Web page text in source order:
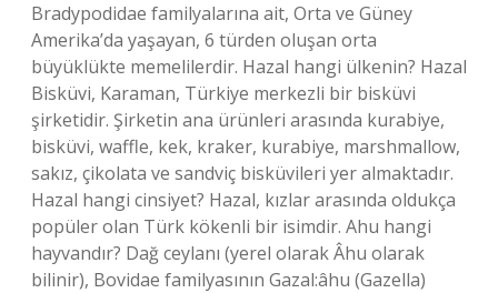
Bradypodidae familyalarına ait, Orta ve Güney
Amerika’da yaşayan, 6 türden oluşan orta
büyüklükte memelilerdir. Hazal hangi ülkenin? Hazal
Bisküvi, Karaman, Türkiye merkezli bir bisküvi
şirketidir. Şirketin ana ürünleri arasında kurabiye,
bisküvi, waffle, kek, kraker, kurabiye, marshmallow,
sakız, çikolata ve sandviç bisküvileri yer almaktadır.
Hazal hangi cinsiyet? Hazal, kızlar arasında oldukça
popüler olan Türk kökenli bir isimdir. Ahu hangi
hayvandır? Dağ ceylanı (yerel olarak Âhu olarak
bilinir), Bovidae familyasının Gazal:âhu (Gazella)